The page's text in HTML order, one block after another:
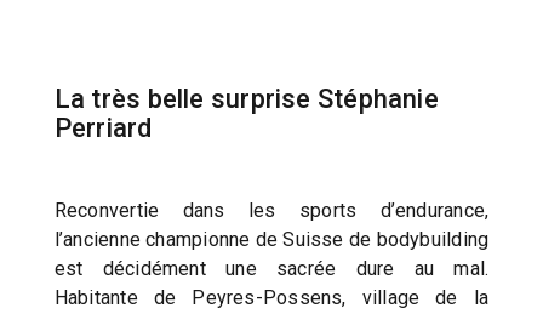
La très belle surprise Stéphanie
Perriard
Reconvertie dans les sports d’endurance,
l’ancienne championne de Suisse de bodybuilding
est décidément une sacrée dure au mal.
Habitante de Peyres-Possens, village de la